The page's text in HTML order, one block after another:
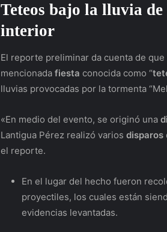
Teteos bajo la lluvia
interior
El reporte preliminar da cuenta de
mencionada fiesta conocida como “
lluvias provocadas por la tormenta
«En medio del evento, se originó una
Lantigua Pérez realizó varios disparos
el reporte.
En el lugar del hecho fueron
proyectiles, los cuales están
evidencias levantadas.